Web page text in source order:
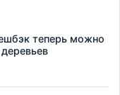
теперь можно